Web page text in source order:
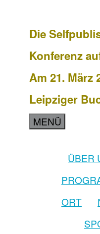
Die
Konferenz
Am 21. März
Leipziger
MENÜ
ÜBER
ORT